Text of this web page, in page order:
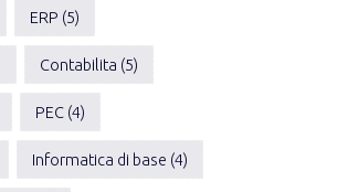
ERP (5)
Contabilita (5)
PEC (4)
Informatica di base (4)